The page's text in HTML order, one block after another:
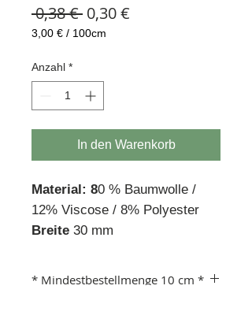
0,38 € Standardpreis
0,30 €
3,00 € / 100cm
pro
Zentimeter
Anzahl *
In den Warenkorb
Material: 80 % Baumwolle /
12% Viscose / 8% Polyester
Breite 30 mm
* Mindestbestellmenge 10 cm *